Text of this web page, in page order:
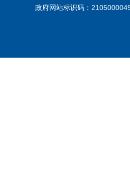
政府网站标识码：